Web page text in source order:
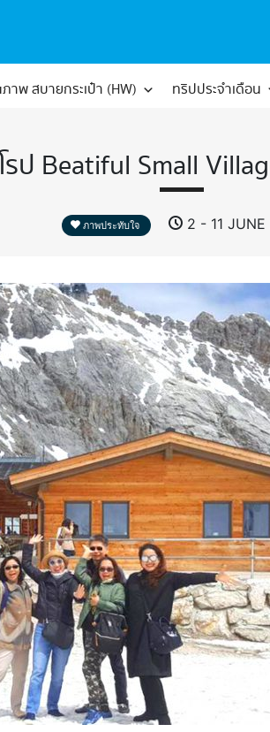
าพ สบายกระเป๋า (HW) ทริปประจำเดือน
รป Beatiful Small
ภาพประทับใจ 2 - 11 JUNE